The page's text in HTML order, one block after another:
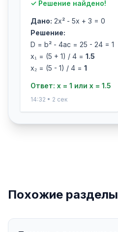
✓ Решение найдено!
Дано: 2x² - 5x + 3 = 0
Решение:
D = b² - 4ac = 25 - 24 = 1
x₁ = (5 + 1) / 4 = 1.5
x₂ = (5 - 1) / 4 = 1
Ответ: x = 1 или x = 1.5
14:32 • 2 сек
Похожие разделы